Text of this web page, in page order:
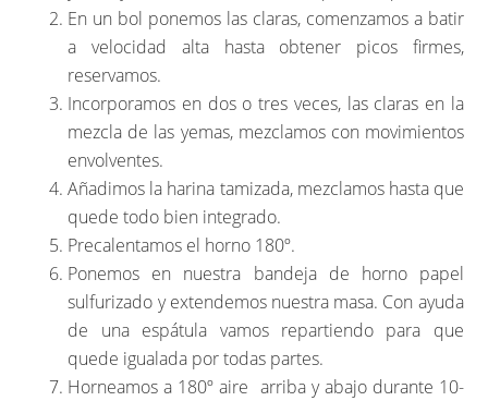
En un bol ponemos las claras, comenzamos a batir
a velocidad alta hasta obtener picos firmes,
reservamos.
Incorporamos en dos o tres veces, las claras en la
mezcla de las yemas, mezclamos con movimientos
envolventes.
Añadimos la harina tamizada, mezclamos hasta que
quede todo bien integrado.
Precalentamos el horno 180º.
Ponemos en nuestra bandeja de horno papel
sulfurizado y extendemos nuestra masa. Con ayuda
de una espátula vamos repartiendo para que
quede igualada por todas partes.
Horneamos a 180º aire arriba y abajo durante 10-